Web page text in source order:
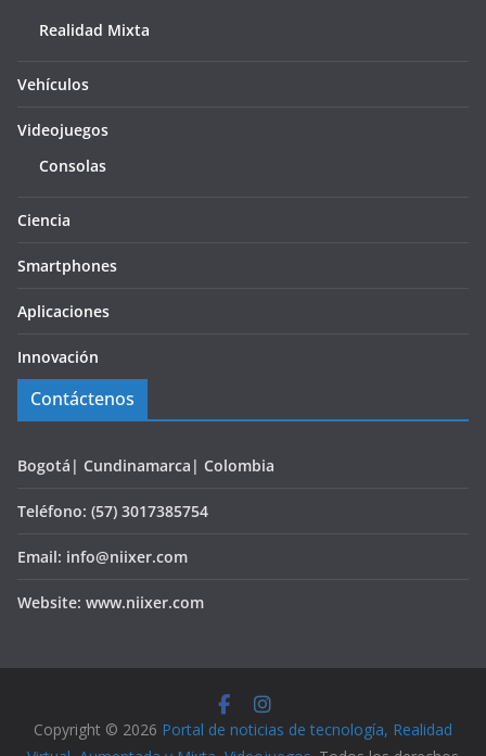
Realidad Mixta
Vehículos
Videojuegos
Consolas
Ciencia
Smartphones
Aplicaciones
Innovación
Contáctenos
Bogotá| Cundinamarca| Colombia
Teléfono: (57) 3017385754
Email: info@niixer.com
Website: www.niixer.com
Copyright © 2026 Portal de noticias de tecnología, Realidad